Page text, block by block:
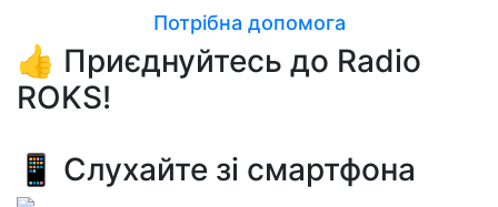
Потрібна допомога
👍 Приєднуйтесь до Radio
ROKS!
📱 Слухайте зі смартфона